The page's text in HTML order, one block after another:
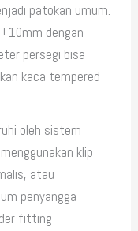
patokan umum.
dengan
persegi bisa
kaca tempered
oleh sistem
klip
atau
penyangga
fitting